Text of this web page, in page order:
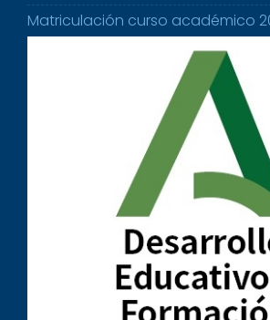
Matriculación curso académico